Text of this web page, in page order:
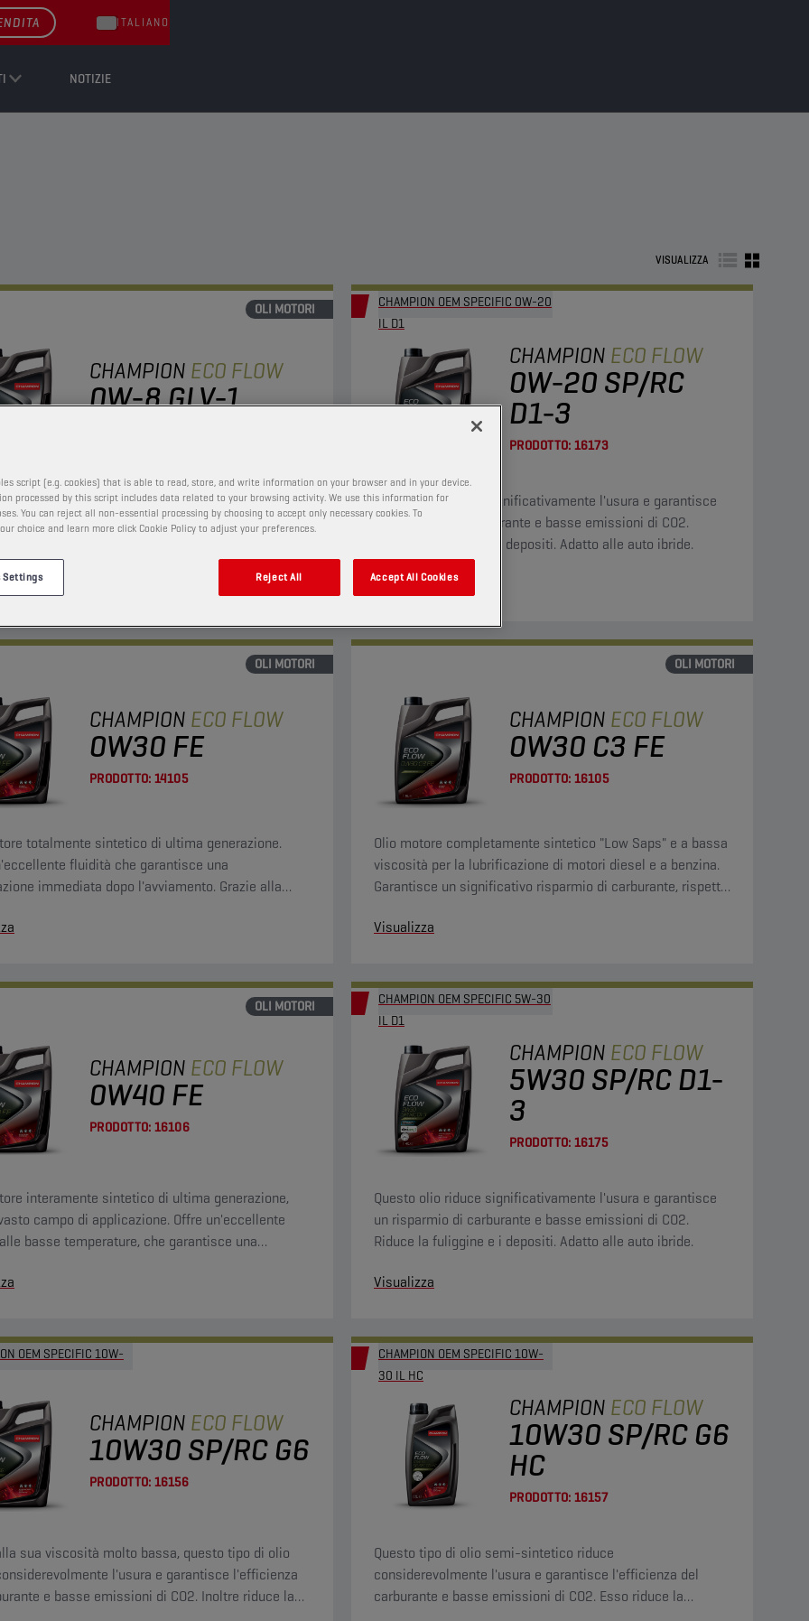
NOTIZIE
ITALIANO
VISUALIZZA
OLI MOTORI
CHAMPION ECO FLOW
0W-8 GLV-1
viscosità con maggiore risparmio di
e protezione LSPI.
CHAMPION OEM SPECIFIC 0W-20
IL D1
CHAMPION ECO FLOW
0W-20 SP/RC
D1-3
PRODOTTO: 16173
Questo olio riduce significativamente l'usura e garantisce
un risparmio di carburante e basse emissioni di CO2.
Riduce la fuliggine e i depositi. Adatto alle auto ibride.
Visualizza
OLI MOTORI
CHAMPION ECO FLOW
0W30 FE
PRODOTTO: 14105
totalmente sintetico di ultima generazione.
fluidità che garantisce una
immediata dopo l'avviamento. Grazie alla
OLI MOTORI
CHAMPION ECO FLOW
0W30 C3 FE
PRODOTTO: 16105
Olio motore completamente sintetico "Low Saps" e a bassa
viscosità per la lubrificazione di motori diesel e a benzina.
Garantisce un significativo risparmio di carburante, rispetto
Visualizza
OLI MOTORI
CHAMPION ECO FLOW
0W40 FE
PRODOTTO: 16106
interamente sintetico di ultima generazione,
campo di applicazione. Offre un'eccellente
basse temperature, che garantisce una
Grazie alla bassa viscosità, aumenta
CHAMPION OEM SPECIFIC 5W-30
IL D1
CHAMPION ECO FLOW
5W30 SP/RC D1-
3
PRODOTTO: 16175
Questo olio riduce significativamente l'usura e garantisce
un risparmio di carburante e basse emissioni di CO2.
Riduce la fuliggine e i depositi. Adatto alle auto ibride.
Visualizza
OEM SPECIFIC 10W-
CHAMPION ECO FLOW
10W30 SP/RC G6
PRODOTTO: 16156
sua viscosità molto bassa, questo tipo di olio
l'usura e garantisce l'efficienza
e basse emissioni di CO2. Inoltre riduce la
CHAMPION OEM SPECIFIC 10W-
30 IL HC
CHAMPION ECO FLOW
10W30 SP/RC G6
HC
PRODOTTO: 16157
Questo tipo di olio semi-sintetico riduce
considerevolmente l'usura e garantisce l'efficienza del
carburante e basse emissioni di CO2. Esso riduce la
script (e.g. cookies) that is able to read, store, and write information on your browser and in your device.
processed by this script includes data related to your browsing activity. We use this information for
You can reject all non-essential processing by choosing to accept only necessary cookies. To
choice and learn more click Cookie Policy to adjust your preferences.
Settings Reject All Accept All Cookies